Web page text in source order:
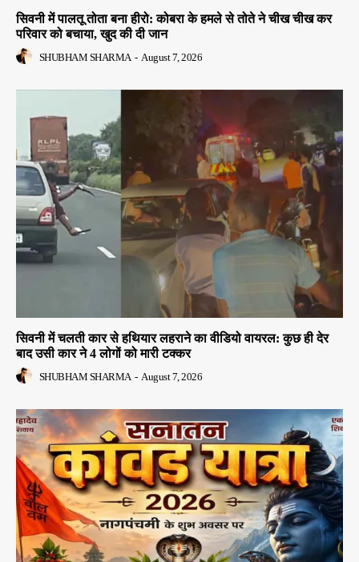
सिवनी में पालतू तोता बना हीरो: कोबरा के हमले से तोते ने चीख चीख कर
परिवार को बचाया, खुद की दी जान
SHUBHAM SHARMA - August 7, 2026
सिवनी में चलती कार से हथियार लहराने का वीडियो वायरल: कुछ ही देर
बाद उसी कार ने 4 लोगों को मारी टक्कर
SHUBHAM SHARMA - August 7, 2026